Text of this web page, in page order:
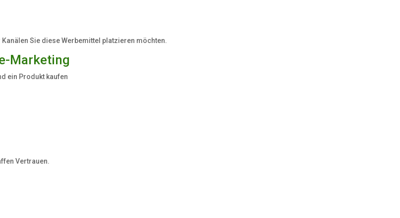
Sie diese Werbemittel platzieren möchten.
Marketing
ein Produkt kaufen
Vertrauen.